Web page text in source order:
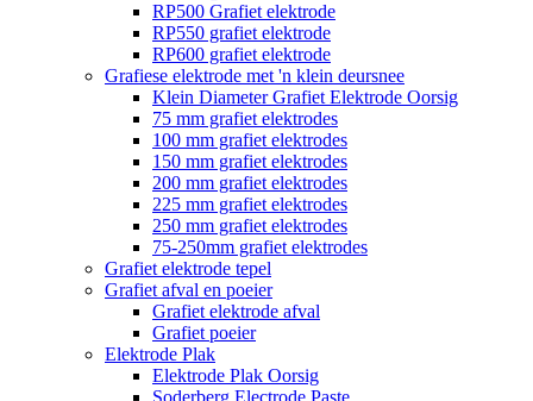
RP500 Grafiet elektrode
RP550 grafiet elektrode
RP600 grafiet elektrode
Grafiese elektrode met 'n klein deursnee
Klein Diameter Grafiet Elektrode Oorsig
75 mm grafiet elektrodes
100 mm grafiet elektrodes
150 mm grafiet elektrodes
200 mm grafiet elektrodes
225 mm grafiet elektrodes
250 mm grafiet elektrodes
75-250mm grafiet elektrodes
Grafiet elektrode tepel
Grafiet afval en poeier
Grafiet elektrode afval
Grafiet poeier
Elektrode Plak
Elektrode Plak Oorsig
Soderberg Electrode Paste